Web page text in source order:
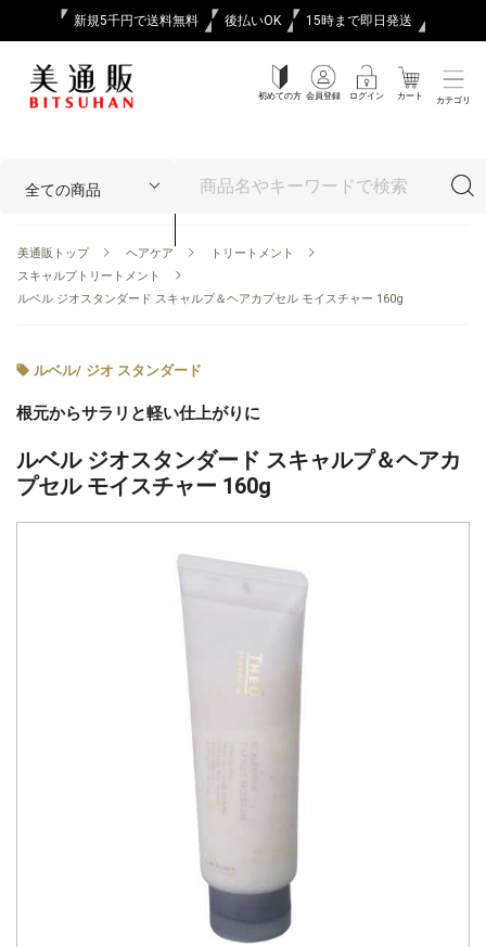
新規5千円で送料無料 後払いOK 15時まで即日発送
初めての方 会員登録 ログイン カート カテゴリ
美通販トップ ヘアケア
トリートメント
スキャルプトリートメント
ルベル ジオスタンダード スキャルプ＆ヘアカプセル モイスチャー 160g
ルベル/ ジオ スタンダード
根元からサラリと軽い仕上がりに
ルベル ジオスタンダード スキャルプ＆ヘアカ
プセル モイスチャー 160g